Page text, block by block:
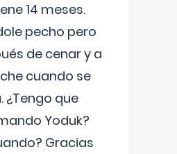
14 meses.
pecho pero
de cenar y a
cuando se
¿Tengo que
Yoduk?
Gracias